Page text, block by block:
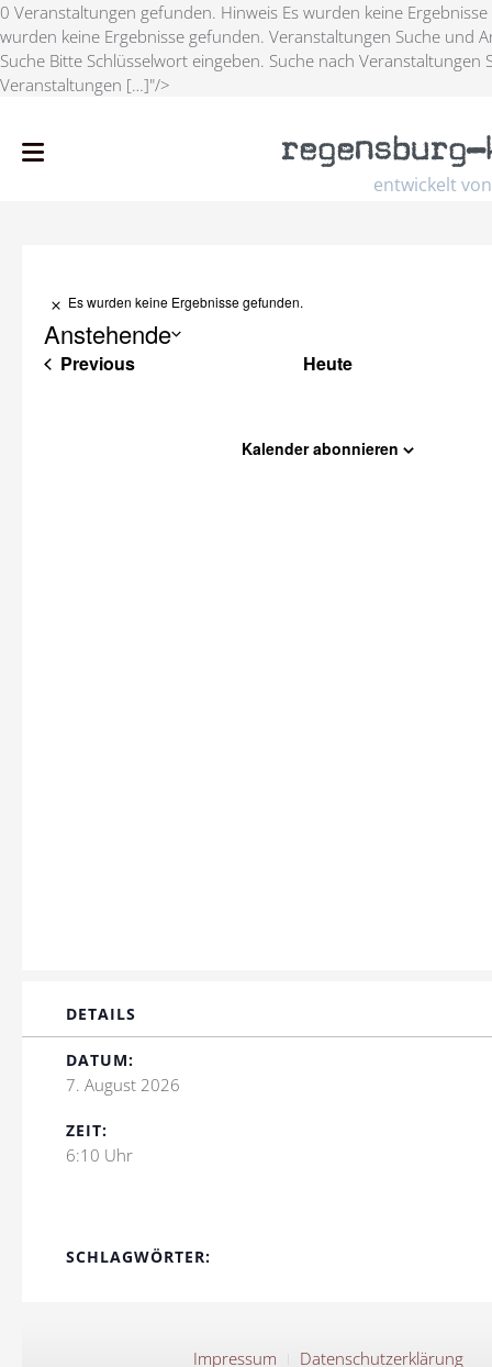
0 Veranstaltungen gefunden. Hinweis Es wurden keine
wurden keine Ergebnisse gefunden. Veranstaltungen Suche und
Suche Bitte Schlüsselwort eingeben. Suche nach Veranstaltungen
Veranstaltungen […]"/>
entwickelt von
regensburg–
HinweisEs wurden keine Ergebnisse gefunden.
Anstehende
Select
PreviousVeranstaltungen Heute
Kalender abonnieren
DETAILS
DATUM:
7. August 2026
ZEIT:
6:10 Uhr
SCHLAGWÖRTER:
Impressum
Datenschutzerklärung